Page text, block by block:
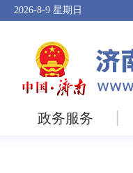
2026-8-9 星期日
政务服务